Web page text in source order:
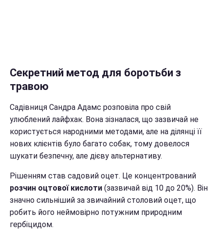
Секретний метод для боротьби з
травою
Садівниця Сандра Адамс розповіла про свій
улюблений лайфхак. Вона зізналася, що зазвичай не
користується народними методами, але на ділянці її
нових клієнтів було багато собак, тому довелося
шукати безпечну, але дієву альтернативу.
Рішенням став садовий оцет. Це концентрований
розчин оцтової кислоти (зазвичай від 10 до 20%). Він
значно сильніший за звичайний столовий оцет, що
робить його неймовірно потужним природним
гербіцидом.